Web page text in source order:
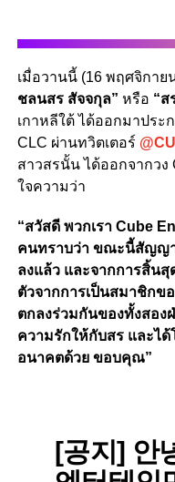
เมื่อวานนี้ (16 พฤศจิกาย
ชลนสร สัจจกุล” หรือ “ส
เกาหลีใต้ ได้ออกมาปร
CLC ผ่านทวิตเตอร์
สาวสรนั้น ได้ออกจากวง
ใจความว่า
“สวัสดี พวกเรา Cube
คนทราบว่า ขณะนี้สัญญา
ลงแล้ว และจากการสิ้น
ตัวจากการเป็นสมาชิกข
ตกลงร่วมกันของทั้งสอง
ความรักให้กับสร และไ
อนาคตด้วย ขอบคุณ”
[공지] 안